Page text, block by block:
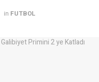
in FUTBOL